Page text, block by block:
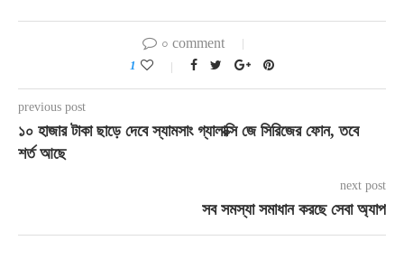
০ comment
1
previous post
১০ হাজার টাকা ছাড়ে দেবে স্যামসাং গ্যালাক্সি জে সিরিজের ফোন, তবে
শর্ত আছে
next post
সব সমস্যা সমাধান করছে সেবা অ্যাপ